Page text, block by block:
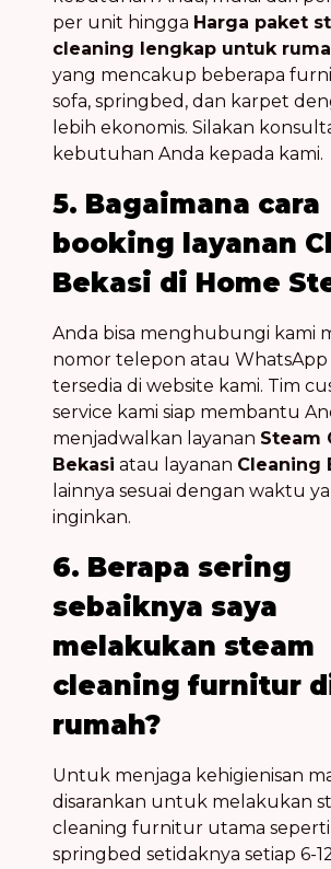
per unit hingga Harga paket
cleaning lengkap untuk
yang mencakup beberapa
sofa, springbed, dan karpet
lebih ekonomis. Silakan
kebutuhan Anda kepada kami.
5. Bagaimana cara
booking layanan
Bekasi di Home
Anda bisa menghubungi kami
nomor telepon atau WhatsApp
tersedia di website kami. Tim
service kami siap membantu
menjadwalkan layanan Steam
Bekasi atau layanan Cleaning
lainnya sesuai dengan waktu
inginkan.
6. Berapa sering
sebaiknya saya
melakukan steam
cleaning furnitur
rumah?
Untuk menjaga kehigienisan
disarankan untuk melakukan
cleaning furnitur utama seperti
springbed setidaknya setiap 6-